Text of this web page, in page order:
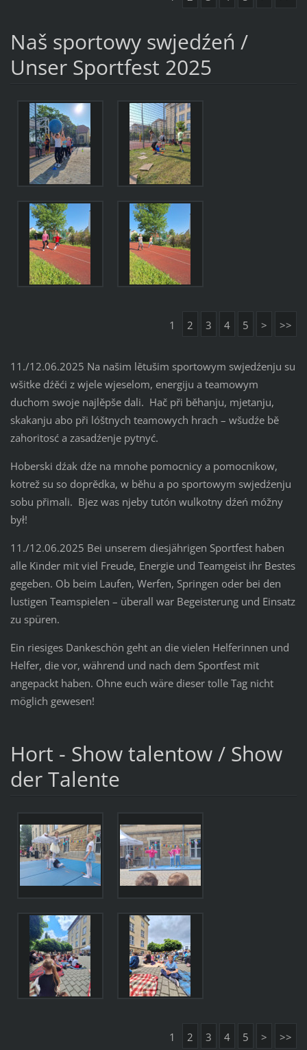
Naš sportowy swjedźeń /
Unser Sportfest 2025
1 2 3 4 5 > >>
11./12.06.2025 Na našim lětušim sportowym swjedźenju su
wšitke dźěći z wjele wjeselom, energiju a teamowym
duchom swoje najlěpše dali. Hač při běhanju, mjetanju,
skakanju abo při lóštnych teamowych hrach – wšudźe bě
zahoritosć a zasadźenje pytnyć.
Hoberski dźak dźe na mnohe pomocnicy a pomocnikow,
kotrež su so doprědka, w běhu a po sportowym swjedźenju
sobu přimali. Bjez was njeby tutón wulkotny dźeń móžny
był!
11./12.06.2025 Bei unserem diesjährigen Sportfest haben
alle Kinder mit viel Freude, Energie und Teamgeist ihr Bestes
gegeben. Ob beim Laufen, Werfen, Springen oder bei den
lustigen Teamspielen – überall war Begeisterung und Einsatz
zu spüren.
Ein riesiges Dankeschön geht an die vielen Helferinnen und
Helfer, die vor, während und nach dem Sportfest mit
angepackt haben. Ohne euch wäre dieser tolle Tag nicht
möglich gewesen!
Hort - Show talentow / Show
der Talente
1 2 3 4 5 > >>